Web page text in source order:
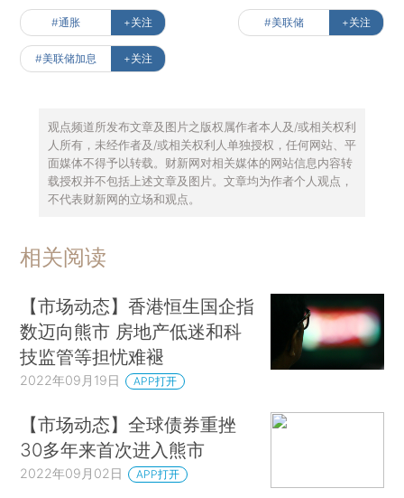
#通胀 +关注 #美联储 +关注
#美联储加息 +关注
观点频道所发布文章及图片之版权属作者本人及/或相关权利
人所有，未经作者及/或相关权利人单独授权，任何网站、平
面媒体不得予以转载。财新网对相关媒体的网站信息内容转
载授权并不包括上述文章及图片。文章均为作者个人观点，
不代表财新网的立场和观点。
相关阅读
【市场动态】香港恒生国企指
数迈向熊市 房地产低迷和科
技监管等担忧难褪
2022年09月19日 APP打开
【市场动态】全球债券重挫
30多年来首次进入熊市
2022年09月02日 APP打开